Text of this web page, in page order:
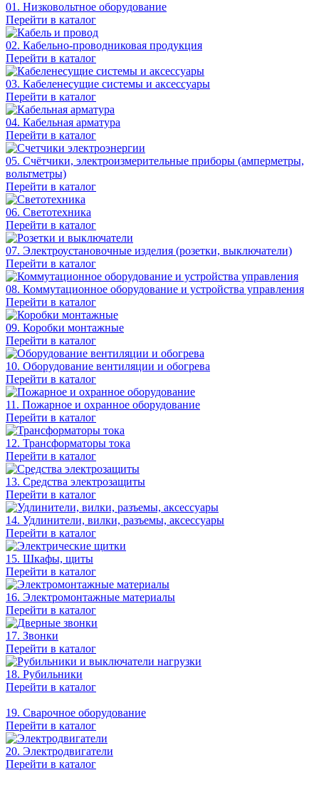
01. Низковольтное оборудование
Перейти в каталог
02. Кабельно-проводниковая продукция
Перейти в каталог
03. Кабеленесущие системы и аксессуары
Перейти в каталог
04. Кабельная арматура
Перейти в каталог
05. Счётчики, электроизмерительные приборы (амперметры,
вольтметры)
Перейти в каталог
06. Светотехника
Перейти в каталог
07. Электроустановочные изделия (розетки, выключатели)
Перейти в каталог
08. Коммутационное оборудование и устройства управления
Перейти в каталог
09. Коробки монтажные
Перейти в каталог
10. Оборудование вентиляции и обогрева
Перейти в каталог
11. Пожарное и охранное оборудование
Перейти в каталог
12. Трансформаторы тока
Перейти в каталог
13. Средства электрозащиты
Перейти в каталог
14. Удлинители, вилки, разъемы, аксессуары
Перейти в каталог
15. Шкафы, щиты
Перейти в каталог
16. Электромонтажные материалы
Перейти в каталог
17. Звонки
Перейти в каталог
18. Рубильники
Перейти в каталог
19. Сварочное оборудование
Перейти в каталог
20. Электродвигатели
Перейти в каталог